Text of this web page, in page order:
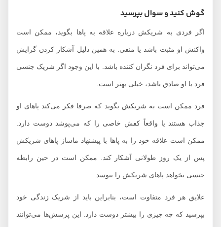
گوش کنید و سوال بپرسید
اگر فردی به شریکش درباره علاقه به پاها بگوید، ممکن است
واکنش او مثبت باشد یا منفی. به همین دلیل آشکار کردن گرایش
می‌تواند برای فرد نگران کننده باشد. با این وجود اگر شریک جنسی
فرد با او صادق باشد، خیلی بهتر است.
فرد ممکن است به شریکش بگوید که صرفا فکر می‌کند پاهای او
جذاب هستند یا واقعاً کفش خاصی را که می‌پوشد دوست دارد.
ممکن است علاقه خود را به پاها با پیشنهاد ماساژ پاهای شریکش
پس از یک روز طولانی آشکار کند. ممکن است در حین رابطه
جنسی بخواهد پاهای شریکش را ببوسد.
علایق هر فرد متفاوت است، بنابراین باید از شریک زندگی خود
بپرسید که چه چیزی را بیشتر دوست دارد. این پرسش‌ها می‌توانند